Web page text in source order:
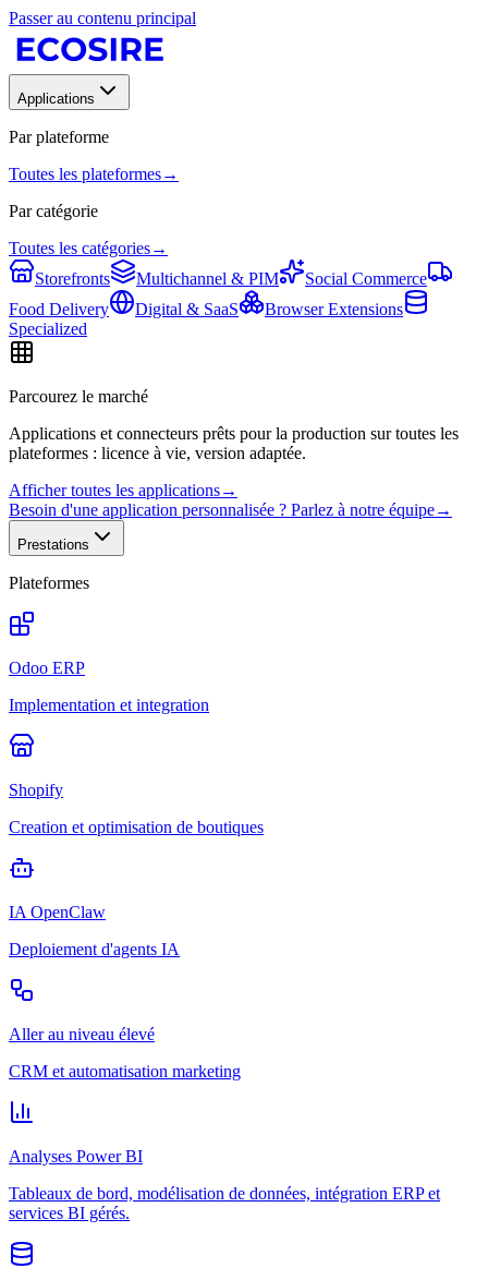
Passer au contenu principal
Applications
Par plateforme
Toutes les plateformes→
Par catégorie
Toutes les catégories→
Storefronts
Multichannel & PIM
Social Commerce
Food Delivery
Digital & SaaS
Browser Extensions
Specialized
Parcourez le marché
Applications et connecteurs prêts pour la production sur toutes les
plateformes : licence à vie, version adaptée.
Afficher toutes les applications→
Besoin d'une application personnalisée ? Parlez à notre équipe→
Prestations
Plateformes
Odoo ERP
Implementation et integration
Shopify
Creation et optimisation de boutiques
IA OpenClaw
Deploiement d'agents IA
Aller au niveau élevé
CRM et automatisation marketing
Analyses Power BI
Tableaux de bord, modélisation de données, intégration ERP et
services BI gérés.